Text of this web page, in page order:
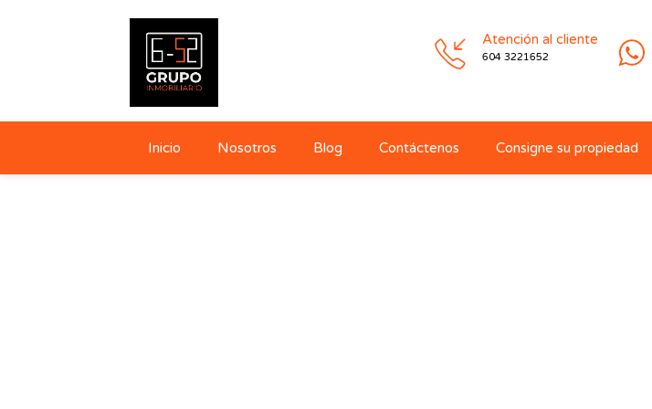
Atención al cliente
604 3221652
Inicio Nosotros Blog Contáctenos Consigne su propiedad